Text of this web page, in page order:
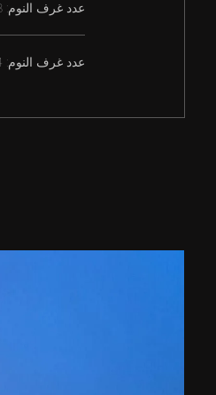
عدد غرف النوم: 3
عدد غرف النوم: 4